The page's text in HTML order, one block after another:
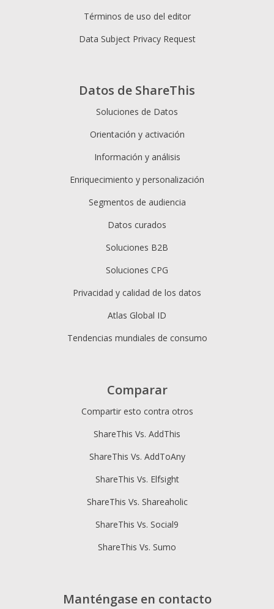
Datos de ShareThis
Soluciones de Datos
Orientación y activación
Información y análisis
Enriquecimiento y personalización
Segmentos de audiencia
Datos curados
Soluciones B2B
Soluciones CPG
Privacidad y calidad de los datos
Atlas Global ID
Tendencias mundiales de consumo
Términos de uso del editor
Data Subject Privacy Request
Comparar
Compartir esto contra otros
ShareThis Vs. AddThis
ShareThis Vs. AddToAny
ShareThis Vs. Elfsight
ShareThis Vs. Shareaholic
ShareThis Vs. Social9
ShareThis Vs. Sumo
Manténgase en contacto